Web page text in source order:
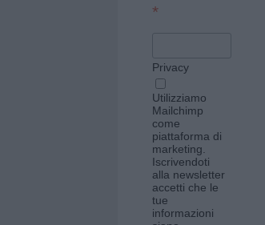
*
Privacy
Utilizziamo
Mailchimp
come
piattaforma di
marketing.
Iscrivendoti
alla newsletter
accetti che le
tue
informazioni